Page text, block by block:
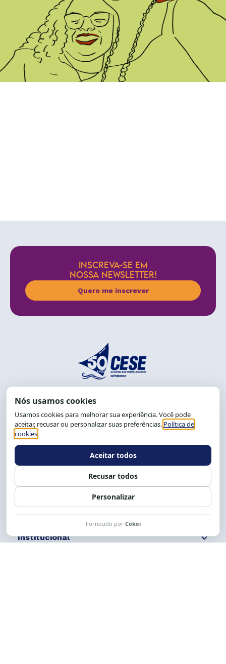
INSCREVA-SE EM
NOSSA NEWSLETTER!
Quero me inscrever
End.: R. da Graça, 150. Graça
CEP: 40.150-055
Salvador-BA, Brasil.
Tel.: (71) 2104-5457, Cel.: (71) 9 9239-2104 ou 2105
Expediente: 8h às 12h e 13 às 17h.
Siga nossas redes Fale conosco
Institucional